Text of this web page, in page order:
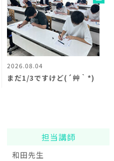
2026.08.04
まだ1/3ですけど(´艸｀*)
担当講師
和田先生